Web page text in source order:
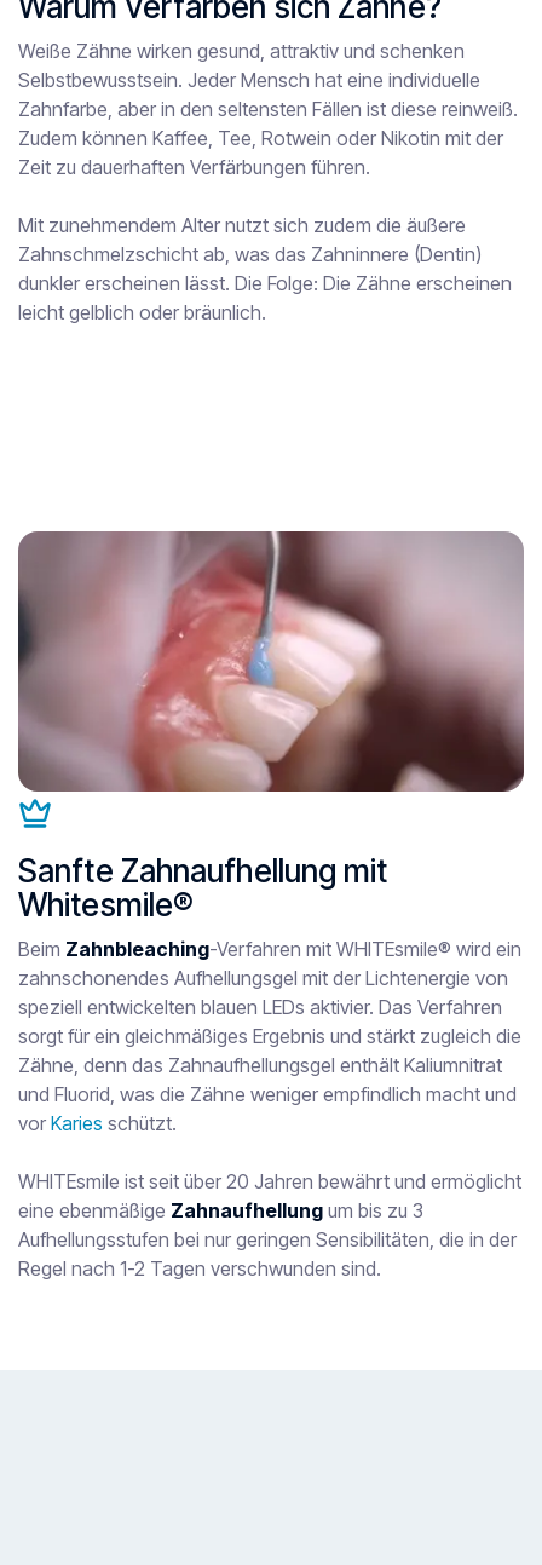
Weiße Zähne wirken gesund, attraktiv und schenken
Selbstbewusstsein. Jeder Mensch hat eine individuelle
Zahnfarbe, aber in den seltensten Fällen ist diese reinweiß.
Zudem können Kaffee, Tee, Rotwein oder Nikotin mit der
Zeit zu dauerhaften Verfärbungen führen.
Mit zunehmendem Alter nutzt sich zudem die äußere
Zahnschmelzschicht ab, was das Zahninnere (Dentin)
dunkler erscheinen lässt. Die Folge: Die Zähne erscheinen
leicht gelblich oder bräunlich.
Sanfte Zahnaufhellung mit
Whitesmile®
Beim Zahnbleaching-Verfahren mit WHITEsmile® wird ein
zahnschonendes Aufhellungsgel mit der Lichtenergie von
speziell entwickelten blauen LEDs aktivier. Das Verfahren
sorgt für ein gleichmäßiges Ergebnis und stärkt zugleich die
Zähne, denn das Zahnaufhellungsgel enthält Kaliumnitrat
und Fluorid, was die Zähne weniger empfindlich macht und
vor Karies schützt.
WHITEsmile ist seit über 20 Jahren bewährt und ermöglicht
eine ebenmäßige Zahnaufhellung um bis zu 3
Aufhellungsstufen bei nur geringen Sensibilitäten, die in der
Regel nach 1-2 Tagen verschwunden sind.